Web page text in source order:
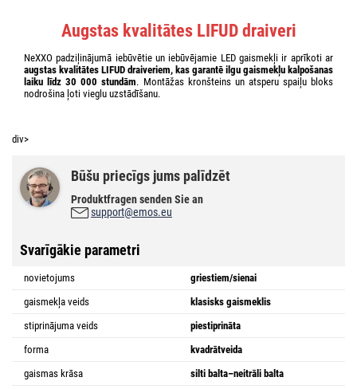
Augstas kvalitātes LIFUD draiveri
NeXXO padziļinājumā iebūvētie un iebūvējamie LED gaismekļi ir aprīkoti ar
augstas kvalitātes LIFUD draiveriem, kas garantē ilgu gaismekļu kalpošanas
laiku līdz 30 000 stundām. Montāžas kronšteins un atsperu spaiļu bloks
nodrošina ļoti vieglu uzstādīšanu.
div>
Būšu priecīgs jums palīdzēt
Produktfragen senden Sie an
support@emos.eu
Svarīgākie parametri
novietojums
griestiem/sienai
gaismekļa veids
klasisks gaismeklis
stiprinājuma veids
piestiprināta
forma
kvadrātveida
gaismas krāsa
silti balta–neitrāli balta